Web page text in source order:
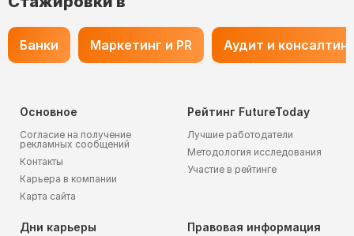
Банки Маркетинг и PR Аудит и консалтинг
Основное
Согласие на получение
рекламных сообщений
Контакты
Карьера в компании
Карта сайта
Рейтинг FutureToday
Лучшие работодатели
Методология исследования
Участие в рейтинге
Дни карьеры Правовая информация